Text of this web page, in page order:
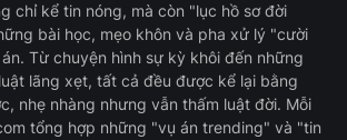
chỉ kể tin nóng, mà còn "lục hồ sơ đời
bài học, mẹo khôn và pha xử lý "cười
Từ chuyện hình sự kỳ khôi đến những
lãng xẹt, tất cả đều được kể lại bằng
nhẹ nhàng nhưng vẫn thấm luật đời. Mỗi
tổng hợp những "vụ án trending" và "tin